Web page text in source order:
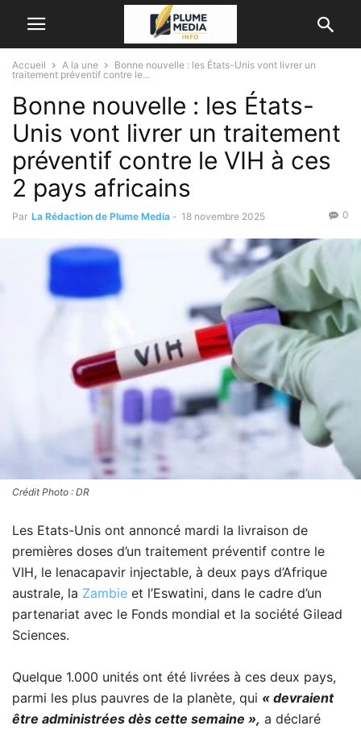
Accueil A la une
Bonne nouvelle : les États-Unis vont livrer un
traitement préventif contre le...
Bonne nouvelle : les États-
Unis vont livrer un traitement
préventif contre le VIH à ces
2 pays africains
Par La Rédaction de Plume Media - 18 novembre 2025 0
Crédit Photo : DR
Les Etats-Unis ont annoncé mardi la livraison de
premières doses d’un traitement préventif contre le
VIH, le lenacapavir injectable, à deux pays d’Afrique
australe, la Zambie et l’Eswatini, dans le cadre d’un
partenariat avec le Fonds mondial et la société Gilead
Sciences.
Quelque 1.000 unités ont été livrées à ces deux pays,
parmi les plus pauvres de la planète, qui « devraient
être administrées dès cette semaine », a déclaré